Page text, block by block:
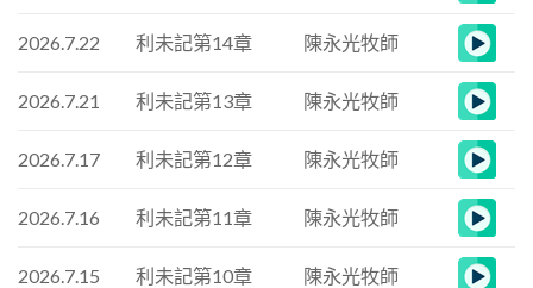
2026.7.22 利未記第14章 陳永光牧師
2026.7.21 利未記第13章 陳永光牧師
2026.7.17 利未記第12章 陳永光牧師
2026.7.16 利未記第11章 陳永光牧師
2026.7.15 利未記第10章 陳永光牧師